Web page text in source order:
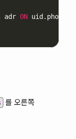
adr ON uid . phone
를 오른쪽